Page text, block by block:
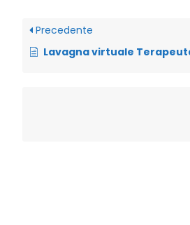
Precedente
Lavagna virtuale